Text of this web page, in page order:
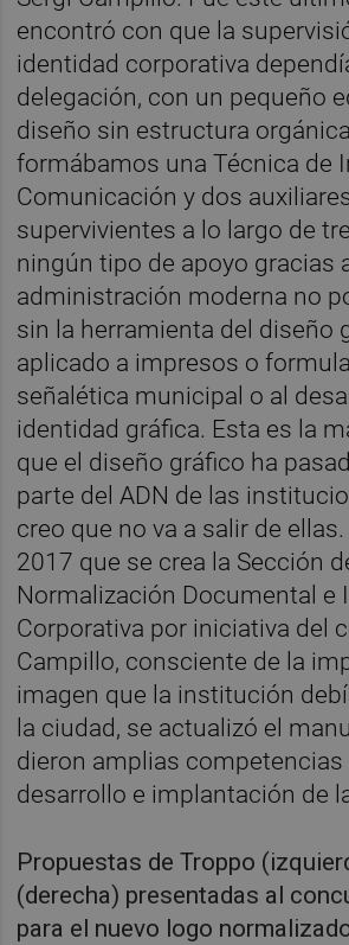
encontró con que la
identidad corporativa
delegación, con un pequeño
diseño sin estructura
formábamos una Técnica de
Comunicación y dos
supervivientes a lo largo de
ningún tipo de apoyo gracias
administración moderna no
sin la herramienta del diseño
aplicado a impresos o
señalética municipal o al
identidad gráfica. Esta es la
que el diseño gráfico ha
parte del ADN de las
creo que no va a salir de
2017 que se crea la Sección
Normalización Documental e
Corporativa por iniciativa del
Campillo, consciente de la
imagen que la institución
la ciudad, se actualizó el
dieron amplias competencias
desarrollo e implantación de
Propuestas de Troppo
(derecha) presentadas al
para el nuevo logo